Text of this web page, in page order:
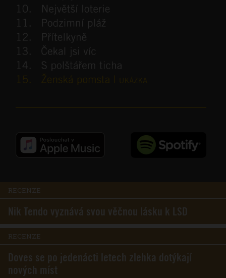
RECENZE
Nik Tendo vyznává svou věčnou lásku k LSD
RECENZE
Doves se po jedenácti letech zlehka dotýkají
nových míst